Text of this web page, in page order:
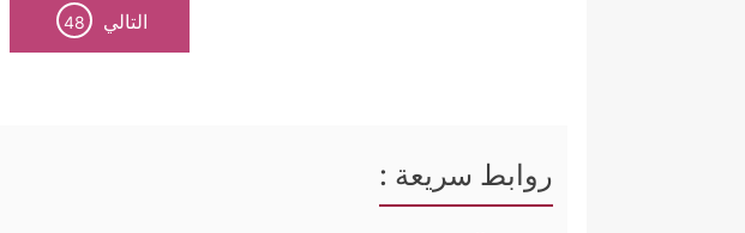
التالي 48
روابط سريعة :